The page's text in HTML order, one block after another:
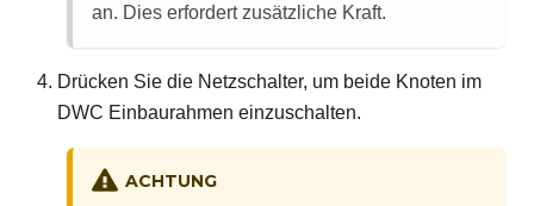
an. Dies erfordert zusätzliche Kraft.
Drücken Sie die Netzschalter, um beide Knoten im
DWC Einbaurahmen einzuschalten.
ACHTUNG